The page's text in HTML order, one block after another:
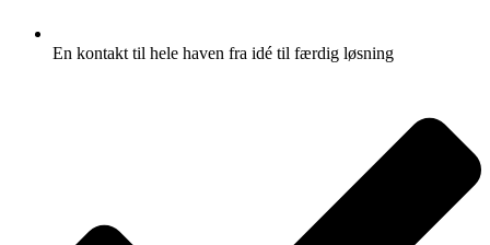
En kontakt til hele haven fra idé til færdig løsning